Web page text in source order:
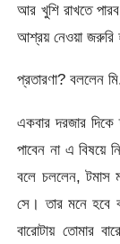
আর খুশি রাখতে
আশ্রয় নেওয়া জরুরি
প্রতারণা? বললেন
একবার দরজার
পাবেন না এ বিষয়ে
বলে চললেন, টমাস
সে। তার মনে হবে
বারোটায় তোমার